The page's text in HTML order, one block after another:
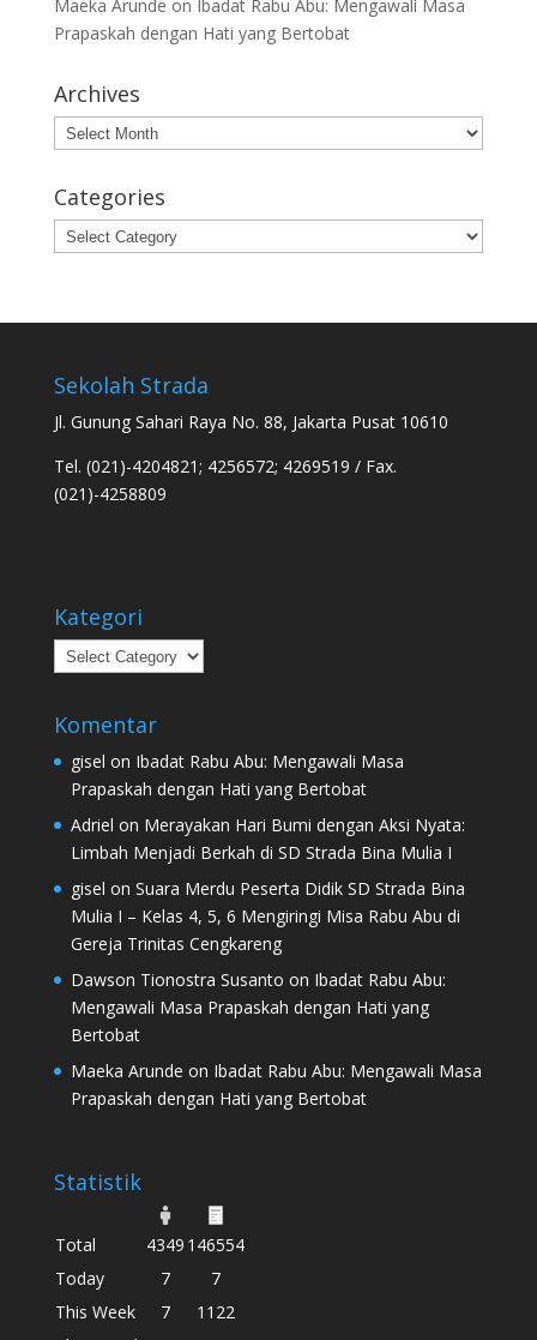
Maeka Arunde on Ibadat Rabu Abu: Mengawali Masa
Prapaskah dengan Hati yang Bertobat
Archives
Archives
Categories
Categories
Sekolah Strada
Jl. Gunung Sahari Raya No. 88, Jakarta Pusat 10610
Tel. (021)-4204821; 4256572; 4269519 / Fax.
(021)-4258809
Kategori
Kategori
Komentar
gisel on Ibadat Rabu Abu: Mengawali Masa
Prapaskah dengan Hati yang Bertobat
Adriel on Merayakan Hari Bumi dengan Aksi Nyata:
Limbah Menjadi Berkah di SD Strada Bina Mulia I
gisel on Suara Merdu Peserta Didik SD Strada Bina
Mulia I – Kelas 4, 5, 6 Mengiringi Misa Rabu Abu di
Gereja Trinitas Cengkareng
Dawson Tionostra Susanto on Ibadat Rabu Abu:
Mengawali Masa Prapaskah dengan Hati yang
Bertobat
Maeka Arunde on Ibadat Rabu Abu: Mengawali Masa
Prapaskah dengan Hati yang Bertobat
Statistik
Total 4349 146554
Today
7
7
This Week
7
1122